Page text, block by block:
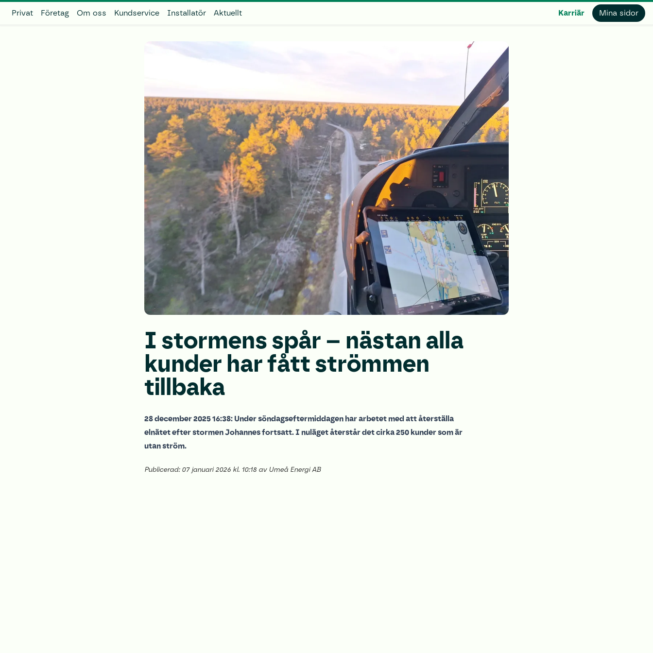
Privat Företag Om oss Kundservice Installatör Aktuellt Karriär Mina sidor
I stormens spår – nästan alla
kunder har fått strömmen
tillbaka
28 december 2025 16:38: Under söndagseftermiddagen har arbetet med att återställa
elnätet efter stormen Johannes fortsatt. I nuläget återstår det cirka 250 kunder som är
utan ström.
Publicerad: 07 januari 2026 kl. 10:18 av Umeå Energi AB